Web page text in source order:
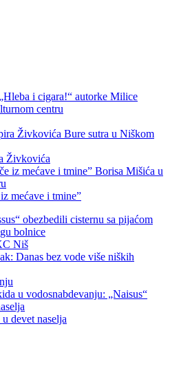
Živkovića
mećave i tmine”
Niš
devet naselja